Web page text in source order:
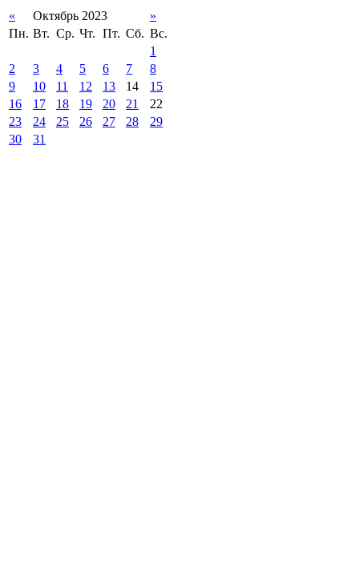
« Октябрь 2023
»
Пн. Вт. Ср. Чт. Пт. Сб. Вс.
1
2
3 4 5 6 7
8
9
10 11 12 13 14
15
16
17 18 19 20 21
22
23
24 25 26 27 28
29
30
31